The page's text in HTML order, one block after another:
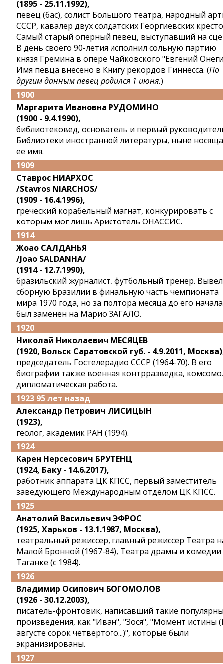
(1895 - 25.11.1992),
певец (бас), солист Большого театра, народный
СССР, кавалер двух солдатских Георгиевских
Самый старый оперный певец, выступавший на
В день своего 90-летия исполнил сольную партию
князя Гремина в опере Чайковского "Евгений
Имя певца внесено в Книгу рекордов Гиннесса. (По
другим данным певец родился 1 июня.)
1900
Маргарита Ивановна РУДОМИНО
(1900 - 9.4.1990),
библиотековед, основатель и первый
Библиотеки иностранной литературы, ныне
ее имя.
1909
Ставрос НИАРХОС
/Stavros NIARCHOS/
(1909 - 16.4.1996),
греческий корабельный магнат, конкурировать с
которым мог лишь Аристотель ОНАССИС.
1914
Жоао САЛДАНЬЯ
/Joao SALDANHA/
(1914 - 12.7.1990),
бразильский журналист, футбольный тренер. Вывел
сборную Бразилии в финальную часть чемпионата
мира 1970 года, но за полтора месяца до его начала
был заменен на Марио ЗАГАЛО.
1920
Николай Николаевич МЕСЯЦЕВ
(1920, Вольск Саратовской губ. - 4.9.2011,
председатель Гостелерадио СССР (1964-70). В его
биографии также военная контрразведка,
дипломатическая работа.
1923 95 лет назад
Александр Петрович ЛИСИЦЫН
(1923),
геолог, академик РАН (1994).
1924
Карен Нерсесович БРУТЕНЦ
(1924, Баку - 14.6.2017),
работник аппарата ЦК КПСС, первый заместитель
заведующего Международным отделом ЦК КПСС.
1925
Анатолий Васильевич ЭФРОС
(1925, Харьков - 13.1.1987, Москва),
театральный режиссер, главный режиссер Театра
Малой Бронной (1967-84), Театра драмы и комедии
Таганке (с 1984).
1926
Владимир Осипович БОГОМОЛОВ
(1926 - 30.12.2003),
писатель-фронтовик, написавший такие
произведения, как "Иван", "Зося", "Момент истины
августе сорок четвертого...)", которые были
экранизированы.
1927